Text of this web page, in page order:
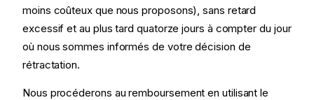
moins coûteux que nous proposons), sans retard
excessif et au plus tard quatorze jours à compter du jour
où nous sommes informés de votre décision de
rétractation.
Nous procéderons au remboursement en utilisant le